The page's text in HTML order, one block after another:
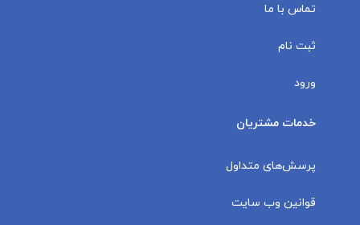
تماس با ما
ثبت نام
ورود
خدمات مشتریان
پرسش‌های متداول
قوانین وب سایت